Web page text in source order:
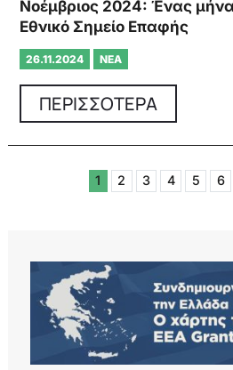
Νοέμβριος 2024: Ένας
Εθνικό Σημείο Επαφής
26.11.2024 ΝΈΑ
ΠΕΡΙΣΣΟΤΕΡΑ
1 2 3 4 5 6